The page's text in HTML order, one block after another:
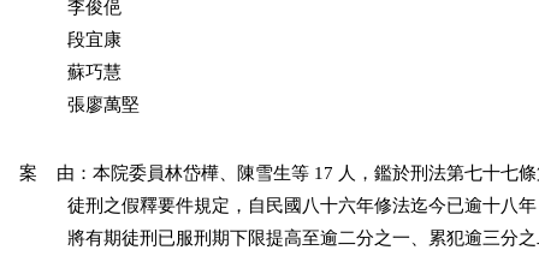
          李俊俋
          段宜康
          蘇巧慧
          張廖萬堅
案    由：本院委員林岱樺、陳雪生等 17 人，鑑於刑法第七十七
徒刑之假釋要件規定，自民國八十六年修法迄今已逾十八
將有期徒刑已服刑期下限提高至逾二分之一、累犯逾三分